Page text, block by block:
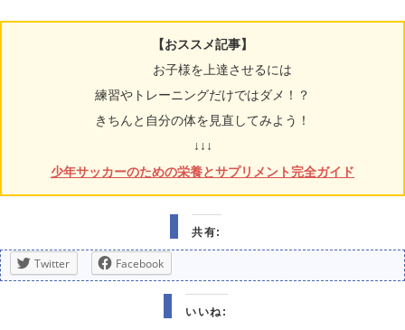
【おススメ記事】
お子様を上達させるには
練習やトレーニングだけではダメ！？
きちんと自分の体を見直してみよう！
↓↓↓
少年サッカーのための栄養とサプリメント完全ガイド
共有:
Twitter Facebook
いいね: